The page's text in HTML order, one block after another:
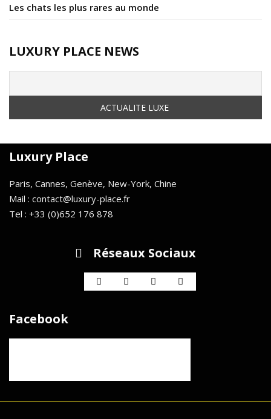
Les chats les plus rares au monde
LUXURY PLACE NEWS
Luxury Place
Paris, Cannes, Genève, New-York, Chine
Mail : contact@luxury-place.fr
Tel : +33 (0)652 176 878
Réseaux Sociaux
Facebook